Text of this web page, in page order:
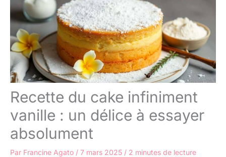
Recette du cake infiniment
vanille : un délice à essayer
absolument
Par Francine Agato / 7 mars 2025 / 2 minutes de lecture